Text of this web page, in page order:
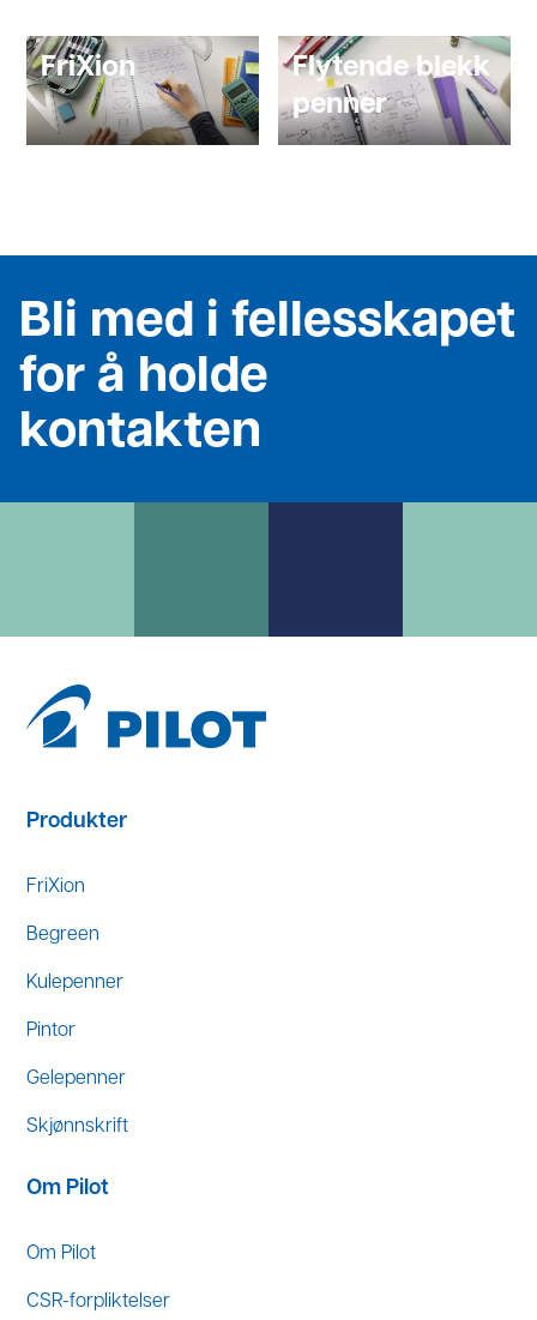
FriXion
Flytende blekk
penner
Bli med i fellesskapet
for å holde
kontakten
Produkter
FriXion
Begreen
Kulepenner
Pintor
Gelepenner
Skjønnskrift
Om Pilot
Om Pilot
CSR-forpliktelser